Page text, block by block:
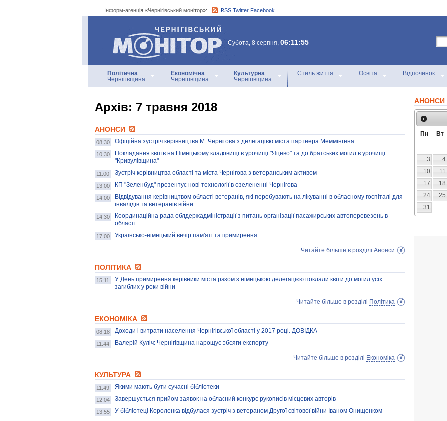
Інформ-агенція «Чернігівський монітор»: RSS Twitter Facebook
Інформ-агенція
«Чернігівський монітор»
Субота, 8 серпня, 06:11:55
Політична
Чернігівщина
Економічна
Чернігівщина
Культурна
Чернігівщина
Стиль життя Освіта Відпочинок
Архiв: 7 травня 2018
АНОНСИ
08:30 Офіційна зустріч керівництва М. Чернігова з делегацією міста партнера Меммінгена
10:30
Покладання квітів на Німецькому кладовищі в урочищі "Яцево" та до братських могил в урочищі
"Кривулівщина"
11:00 Зустріч керівництва області та міста Чернігова з ветеранським активом
13:00 КП "Зеленбуд" презентує нові технології в озелененні Чернігова
14:00
Відвідування керівництвом області ветеранів, які перебувають на лікуванні в обласному госпіталі для
інвалідів та ветеранів війни
14:30
Координаційна рада облдержадміністрації з питань організації пасажирських автоперевезень в
області
17:00 Українсько-німецький вечір пам'яті та примирення
Читайте більше в розділі Анонси
ПОЛІТИКА
15:11
У День примирення керівники міста разом з німецькою делегацією поклали квіти до могил усіх
загиблих у роки війни
Читайте більше в розділі Політика
ЕКОНОМІКА
08:18 Доходи і витрати населення Чернігівської області у 2017 році. ДОВІДКА
11:44 Валерій Куліч: Чернігівщина нарощує обсяги експорту
Читайте більше в розділі Економіка
КУЛЬТУРА
11:49 Якими мають бути сучасні бібліотеки
12:04 Завершується прийом заявок на обласний конкурс рукописів місцевих авторів
13:55 У бібліотеці Короленка відбулася зустріч з ветераном Другої світової війни Іваном Онищенком
АНОНСИ
Пн Вт
3
4
10
11
17
18
24
25
31